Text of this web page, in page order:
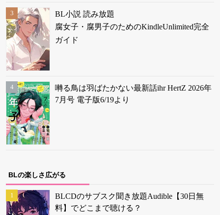
BL小説 読み放題
腐女子・腐男子のためのKindleUnlimited完全
ガイド
囀る鳥は羽ばたかない最新話ihr HertZ 2026年
7月号 電子版6/19より
BLの楽しさ広がる
BLCDのサブスク聞き放題Audible【30日無
料】でどこまで聴ける？